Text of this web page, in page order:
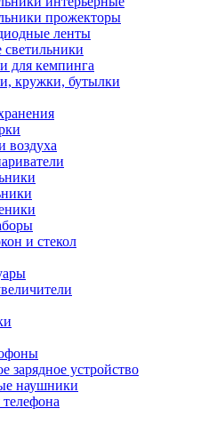
прожекторы
ленты
для кемпинга
кружки, бутылки
воздуха
и стекол
зарядное устройство
наушники